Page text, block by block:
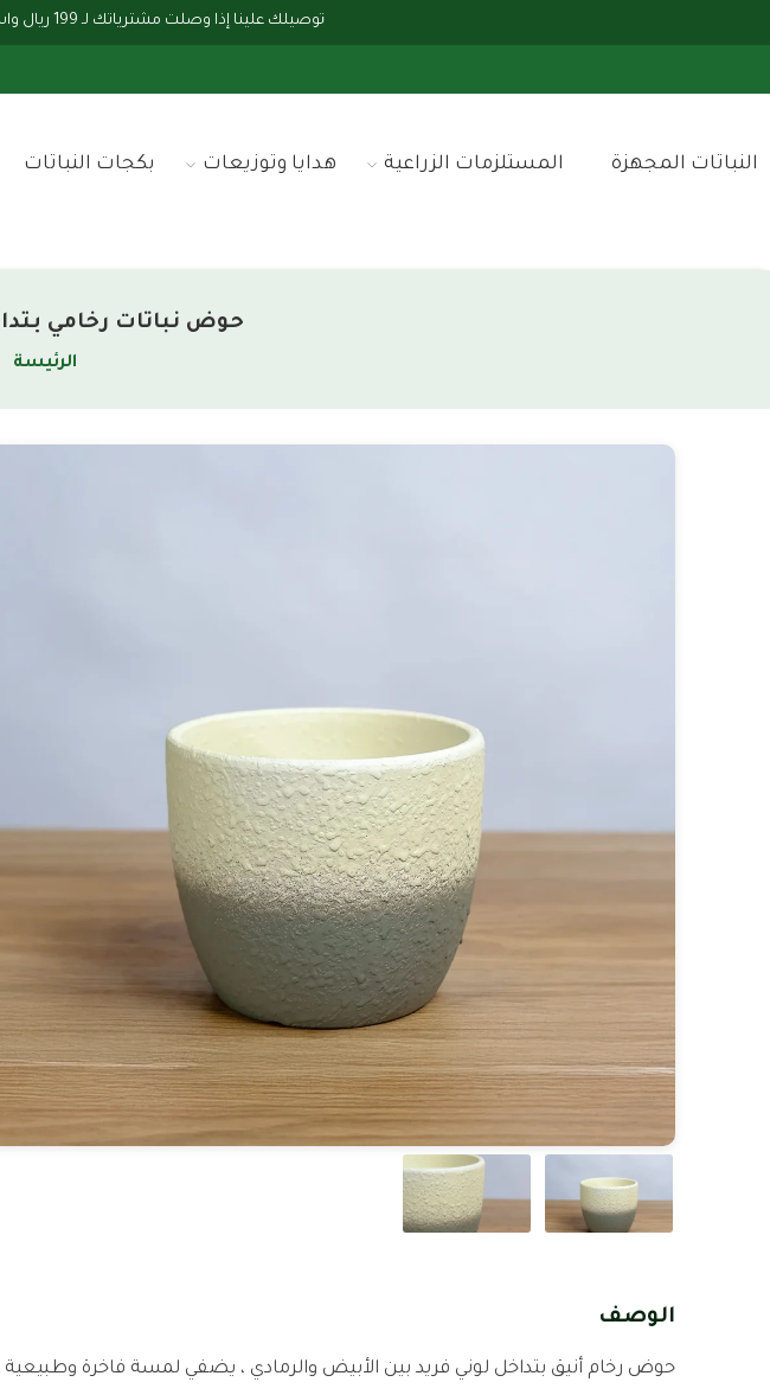
النباتات المجهزة المستلزمات الزراعية هدايا وتوزيعات بكجات النباتات
حوض نباتات رخامي
الرئيسة
الوصف
حوض رخام أنيق بتداخل لوني فريد بين الأبيض والرمادي ، يضفي لمسة فاخرة وطبيعية
توصيلك علينا إذا وصلت مشترياتك لـ 199 ريال واستلم طلبك خلال 24 ساعة أو اقل